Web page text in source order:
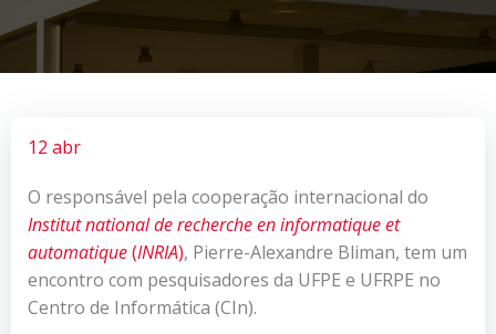
12 abr
O responsável pela cooperação internacional do
Institut national de recherche en informatique et
automatique(INRIA), Pierre-Alexandre Bliman, tem um
encontro com pesquisadores da UFPE e UFRPE no
Centro de Informática (CIn).